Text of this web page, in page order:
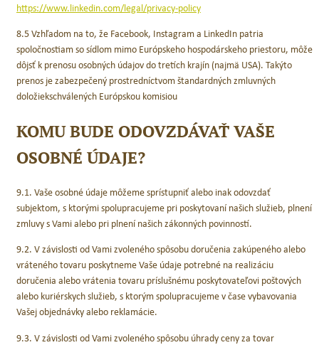
https://www.linkedin.com/legal/privacy-policy
8.5 Vzhľadom na to, že Facebook, Instagram a LinkedIn patria
spoločnostiam so sídlom mimo Európskeho hospodárskeho priestoru, môže
dôjsť k prenosu osobných údajov do tretích krajín (najmä USA). Takýto
prenos je zabezpečený prostredníctvom štandardných zmluvných
doložiekschválených Európskou komisiou
KOMU BUDE ODOVZDÁVAŤ VAŠE
OSOBNÉ ÚDAJE?
9.1. Vaše osobné údaje môžeme sprístupniť alebo inak odovzdať
subjektom, s ktorými spolupracujeme pri poskytovaní našich služieb, plnení
zmluvy s Vami alebo pri plnení našich zákonných povinností.
9.2. V závislosti od Vami zvoleného spôsobu doručenia zakúpeného alebo
vráteného tovaru poskytneme Vaše údaje potrebné na realizáciu
doručenia alebo vrátenia tovaru príslušnému poskytovateľovi poštových
alebo kuriérskych služieb, s ktorým spolupracujeme v čase vybavovania
Vašej objednávky alebo reklamácie.
9.3. V závislosti od Vami zvoleného spôsobu úhrady ceny za tovar